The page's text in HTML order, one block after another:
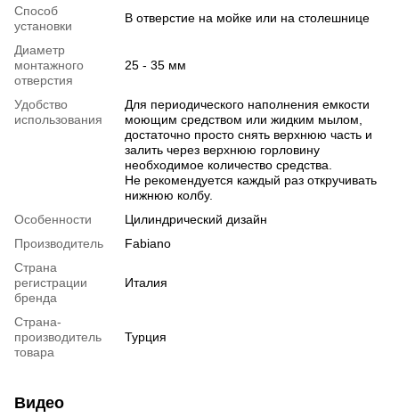
Способ
установки
В отверстие на мойке или на столешнице
Диаметр
монтажного
отверстия
25 - 35 мм
Удобство
использования
Для периодического наполнения емкости
моющим средством или жидким мылом,
достаточно просто снять верхнюю часть и
залить через верхнюю горловину
необходимое количество средства.
Не рекомендуется каждый раз откручивать
нижнюю колбу.
Особенности
Цилиндрический дизайн
Производитель
Fabiano
Страна
регистрации
бренда
Италия
Страна-
производитель
товара
Турция
Видео